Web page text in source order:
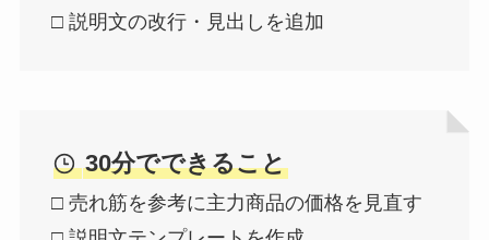
□ 説明文の改行・見出しを追加
30分でできること
□ 売れ筋を参考に主力商品の価格を見直す